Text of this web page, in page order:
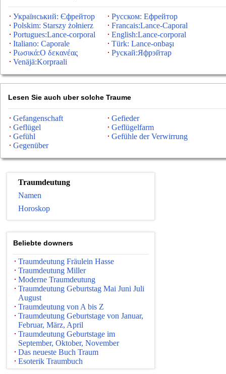
Український: Єфрейтор
Русском: Ефрейтор
Polskim: Starszy żołnierz
Francais:Lance-Caporal
Portugues:Lance-corporal
English:Lance-corporal
Italiano: Caporale
Türk: Lance-onbaşı
Ρωσικά:Ο δεκανέας
Рускай:Яфрэйтар
Venäjä:Korpraali
Lesen Sie auch uber solche Traume
Gefangenschaft
Gefieder
Geflügel
Geflügelfarm
Gefühl
Gefühle der Verwirrung
Gegenüber
Traumdeutung
Namen
Horoskop
Beliebte downers
Traumdeutung Fräulein Hasse
Traumdeutung Miller
Moderne Traumdeutung
Traumdeutung Geburtstag Mai Juni Juli
August
Traumdeutung von A bis Z
Traumdeutung Geburtstage von Januar,
Februar, März, April
Traumdeutung Geburtstage im
September, Oktober, November
Das neueste Buch Traum
Esoterik Traumbuch